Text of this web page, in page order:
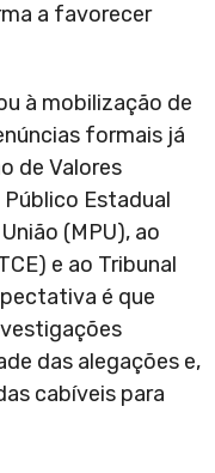
a favorecer
à mobilização de
formais já
de Valores
Estadual
(MPU), ao
e ao Tribunal
é que
das alegações e,
cabíveis para